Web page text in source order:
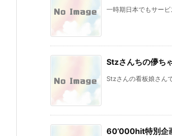
一時期日本でもサー
Stzさんちの儚ち
Stzさんの看板娘さん
60’000hit特別企